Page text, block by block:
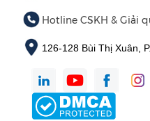
Hotline CSKH & Giải
126-128 Bùi Thị Xuân,